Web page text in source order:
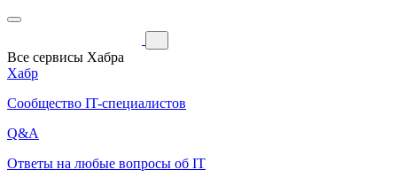
Все сервисы Хабра
Хабр
Сообщество IT-специалистов
Q&A
Ответы на любые вопросы об IT